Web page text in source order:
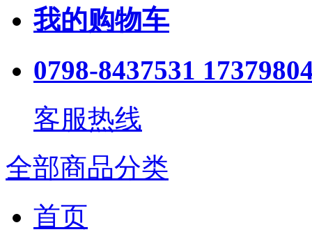
我的购物车
0798-8437531
客服热线
全部商品分类
首页